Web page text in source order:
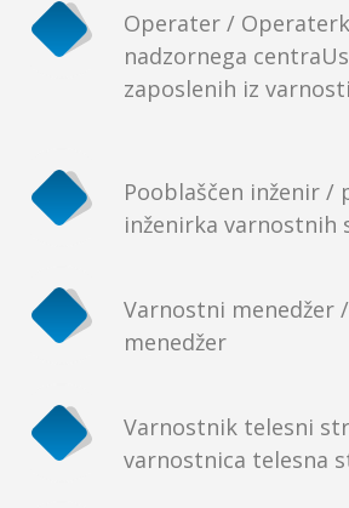
Operater /
nadzornega
zaposlenih iz
Pooblaščen inženir /
inženirka varnostnih
Varnostni menedžer
menedžer
Varnostnik telesni
varnostnica telesna